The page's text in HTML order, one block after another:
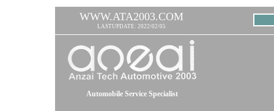
WWW.ATA2003.COM
LASTUPDATE: 2022/02/05
Automobile Service Specialist